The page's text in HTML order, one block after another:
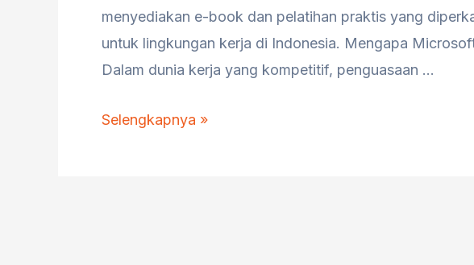
menyediakan e-book dan pelatihan praktis yang
untuk lingkungan kerja di Indonesia. Mengapa
Dalam dunia kerja yang kompetitif, penguasaan …
Panduan
Selengkapnya »